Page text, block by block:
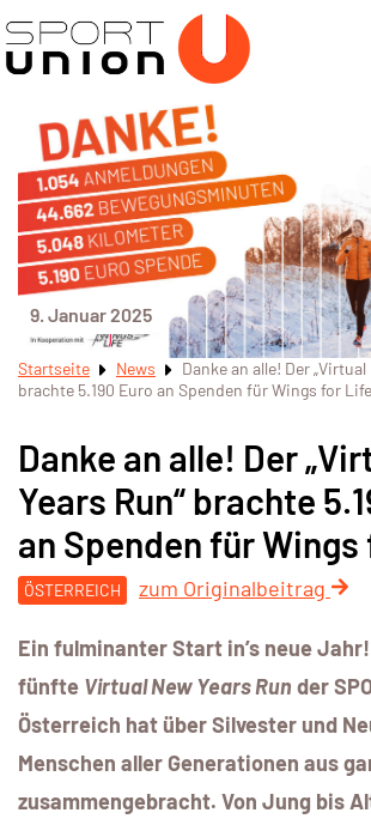
9. Januar 2025
Startseite News
Danke an alle! Der „Virtual
brachte 5.190 Euro an Spenden für Wings for Life
Danke an alle! Der
Years Run“ brachte
an Spenden für
ÖSTERREICH zum Originalbeitrag
Ein fulminanter Start in’s neue
fünfte Virtual New Years Run der
Österreich hat über Silvester und
Menschen aller Generationen aus
zusammengebracht. Von Jung bis